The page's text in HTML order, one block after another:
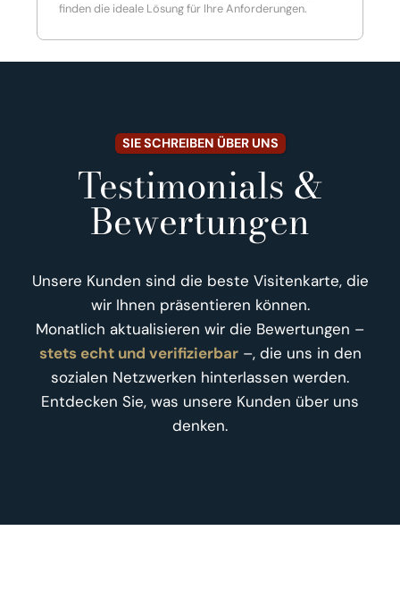
finden die ideale Lösung für Ihre Anforderungen.
SIE SCHREIBEN ÜBER UNS
Testimonials &
Bewertungen
Unsere Kunden sind die beste Visitenkarte, die
wir Ihnen präsentieren können.
Monatlich aktualisieren wir die Bewertungen –
stets echt und verifizierbar–, die uns in den
sozialen Netzwerken hinterlassen werden.
Entdecken Sie, was unsere Kunden über uns
denken.